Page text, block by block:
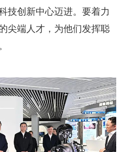
技创新中心迈进。要着力
尖端人才，为他们发挥聪